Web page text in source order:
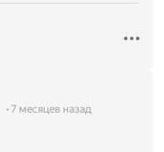
7 месяцев назад